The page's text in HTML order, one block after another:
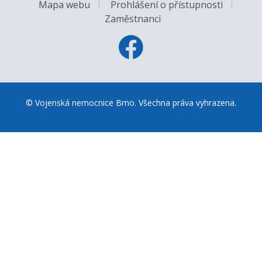
Mapa webu
Prohlášení o přístupnosti
Zaměstnanci
© Vojenská nemocnice Brno. Všechna práva vyhrazena.